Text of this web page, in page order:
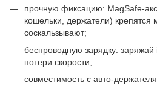
прочную фиксацию: MagSafe-
кошельки, держатели) крепятся
соскальзывают;
беспроводную зарядку:
потери скорости;
совместимость с авто-